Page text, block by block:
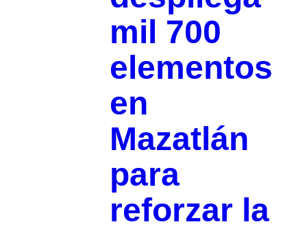
mil 700
elementos
en
Mazatlán
para
reforzar la